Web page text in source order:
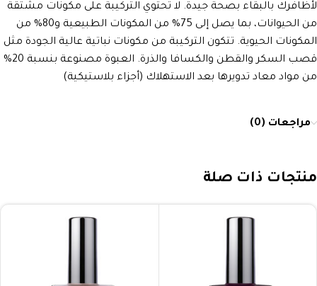
لأظافرك بالبقاء بصحة جيدة. لا تحتوي التركيبة على مكونات مشتقة
من الحيوانات، بما يصل إلى 75% من المكونات الطبيعية و80% من
المكونات الحيوية. تتكون التركيبة من مكونات نباتية عالية الجودة مثل
قصب السكر والقطن والكسافا والذرة. العبوة مصنوعة بنسبة 20%
من مواد معاد تدويرها بعد الاستهلاك (أجزاء بلاستيكية)
مراجعات (0)
منتجات ذات صلة